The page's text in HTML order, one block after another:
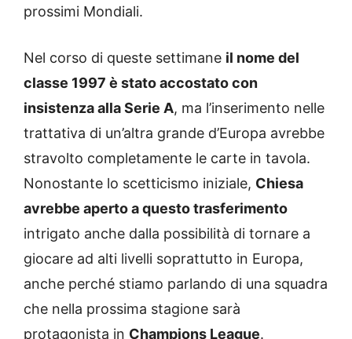
prossimi Mondiali.
Nel corso di queste settimane il nome del
classe 1997 è stato accostato con
insistenza alla Serie A, ma l’inserimento nelle
trattativa di un’altra grande d’Europa avrebbe
stravolto completamente le carte in tavola.
Nonostante lo scetticismo iniziale, Chiesa
avrebbe aperto a questo trasferimento
intrigato anche dalla possibilità di tornare a
giocare ad alti livelli soprattutto in Europa,
anche perché stiamo parlando di una squadra
che nella prossima stagione sarà
protagonista in Champions League.